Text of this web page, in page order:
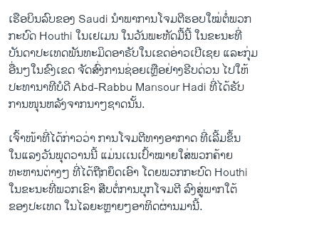
ສຽງ
ລາຍການກະຈາຍສຽງ
ລາຍງານ
ຕິດຕາມພວກເຮົາ ທີ່
ພາສາຕ່າງໆ
ເຮືອບິນລົບຂອງ Saudi ນຳພາການໂຈມຕີຮອບໃໝ່ຕໍ່ພວກ
ກະບົດ Houthi ໃນເຢເມນ ໃນວັນພະຫັດມື້ນີ້ ໃນຂະນະທີ່
ບັນດາປະເທດພັນທະມິດອາຣັບໃນເຂດອ່າວເປີເຊຍ ແລະກຸ່ມ
ອື່ນໆໃນຂົງເຂດ ​ຈັດສົ່ງການຊ່ອຍເຫຼືອຢ່າງຮີບດ່ວນ ໄປໃຫ້
ປະທານາທີບໍດີ Abd-Rabbu Mansour Hadi ທີ່ໄດ້ຮັບ
ການໜຸນຫລັງຈາກນາໆຊາດນັ້ນ.
ເຈົ້າໜ້າທີ່ໄດ້ກ່າວວ່າ ການໂຈມຕີທາງອາກາດ ທີ່ເລີ້ມຂຶ້ນ
ໃນແລງວັນພຸດວານນີ້ ແມ່ນເເນເປົ້າໝາຍໃສ່ພວກຄ້າຍ
ທະຫານຕ່າງໆ ທີ່ໄດ້ຖືກຍຶດເອົາ ໂດຍພວກກະບົດ Houthi
ໃນຂະນະທີ່ພວກເຂົາ ສືບຕໍ່ການບຸກໂຈມຕີ ລົງສູ່ພາກໃຕ້
ຂອງປະເທດ ໃນໄລຍະຫຼາຍໆອາທິດຜ່ານມານີ້.